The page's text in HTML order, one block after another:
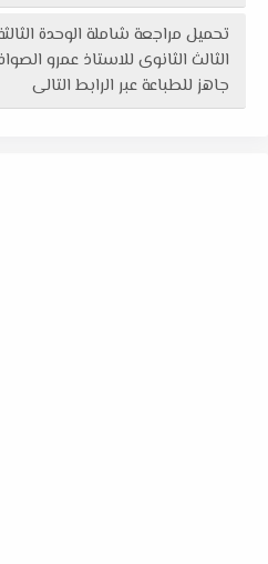
تحميل مراجعة شاملة الوحدة
جاهز للطباعة عبر الرابط التالى